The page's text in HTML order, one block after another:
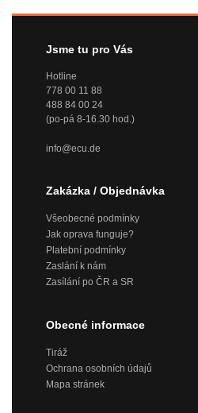
Jsme tu pro Vás
Hotline
778 00 11 88
488 84 00 24
(po-pá 8-16.30 hod.)
info@ecu.de
Zakázka / Objednávka
Všeobecné podmínky
Jak oprava funguje?
Platební podmínky
Zaslání k nám
Zasílání po ČR a SR
Obecné informace
Tiráž
Ochrana osobních údajů
Mapa stránek